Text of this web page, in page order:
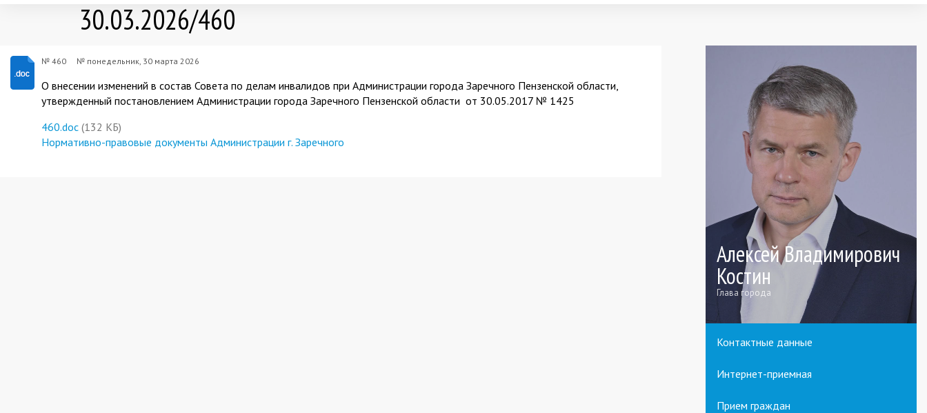
30.03.2026/460
№ 460 № понедельник, 30 марта 2026
О внесении изменений в состав Совета по делам инвалидов при Администрации города Заречного Пензенской области,
утвержденный постановлением Администрации города Заречного Пензенской области от 30.05.2017 № 1425
460.doc (132 КБ)
Нормативно-правовые документы Администрации г. Заречного
Алексей Владимирович
Костин
Глава города
Контактные данные
Интернет-приемная
Прием граждан